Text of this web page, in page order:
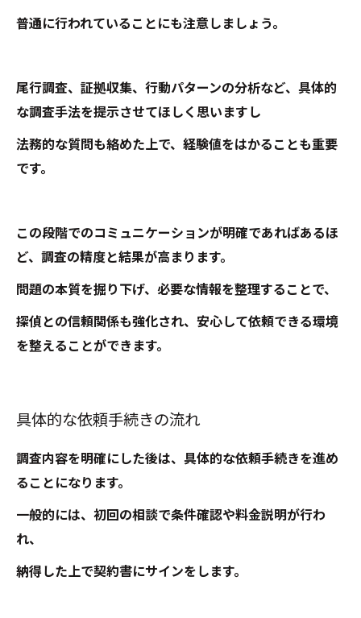
普通に行われていることにも注意しましょう。
尾行調査、証拠収集、行動パターンの分析など、具体的
な調査手法を提示させてほしく思いますし
法務的な質問も絡めた上で、経験値をはかることも重要
です。
この段階でのコミュニケーションが明確であればあるほ
ど、調査の精度と結果が高まります。
問題の本質を掘り下げ、必要な情報を整理することで、
探偵との信頼関係も強化され、安心して依頼できる環境
を整えることができます。
具体的な依頼手続きの流れ
調査内容を明確にした後は、具体的な依頼手続きを進め
ることになります。
一般的には、初回の相談で条件確認や料金説明が行わ
れ、
納得した上で契約書にサインをします。